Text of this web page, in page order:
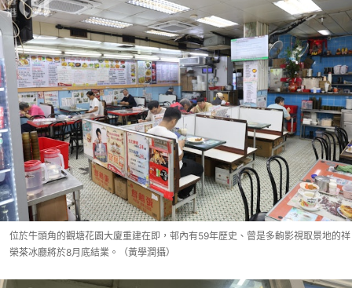
位於牛頭角的觀塘花園大廈重建在即，邨內有59年歷史、曾是多齣影視取景地的祥
榮茶冰廳將於8月底結業。（黃學潤攝）